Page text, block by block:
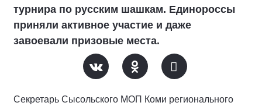
турнира по русским шашкам. Единороссы
приняли активное участие и даже
завоевали призовые места.
Секретарь Сысольского МОП Коми регионального